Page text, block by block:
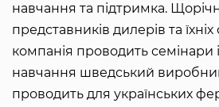
навчання та підтримка.
представників дилерів та
компанія проводить семінари
навчання шведський
проводить для українських